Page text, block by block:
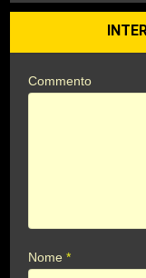
Commento
Nome*